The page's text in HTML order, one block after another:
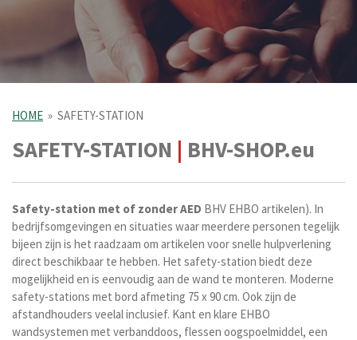
HOME » SAFETY-STATION
SAFETY-STATION | BHV-SHOP.eu
Safety-station met of zonder AED BHV EHBO artikelen). In
bedrijfsomgevingen en situaties waar meerdere personen tegelijk
bijeen zijn is het raadzaam om artikelen voor snelle hulpverlening
direct beschikbaar te hebben. Het safety-station biedt deze
mogelijkheid en is eenvoudig aan de wand te monteren. Moderne
safety-stations met bord afmeting 75 x 90 cm. Ook zijn de
afstandhouders veelal inclusief. Kant en klare EHBO
wandsystemen met verbanddoos, flessen oogspoelmiddel, een